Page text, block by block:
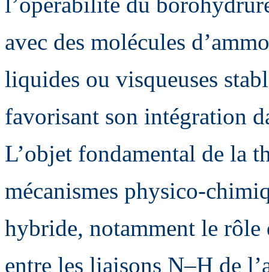
avec des molécules
liquides ou visqueuses
favorisant son intégration
L’objet fondamental de la
mécanismes physico-
hybride, notamment le
entre les liaisons N–H de